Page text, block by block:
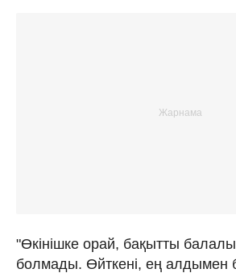
"Өкінішке орай, бақытты
болмады. Өйткені, ең алдымен